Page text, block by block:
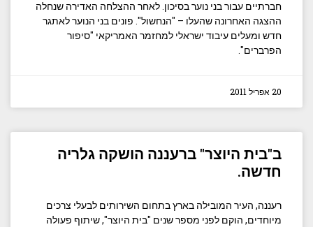
חברתיים עבור בני נוער בסיכון. לאחר ההצלחה האדירה שנחלה
ההצגה האחרונה שהעלו – "הנחשול". פונים בני הנוער לאתגר
חדש ומעלים עיבוד ישראלי למחזמר האמריקאי "סיפור
הפרברים".
20 אפריל 2011
ב"בית היוצר" ברעננה הושקה גלריה
חדשה.
רעננה, העיר המובילה בארץ בתחום השירותים לבעלי צרכים
מיוחדים, הוקם לפני מספר שנים "בית היוצר", שיתוף פעולה